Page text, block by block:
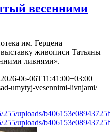
весенними
им. Герцена
живописи Татьяны
ливнями».
2026-06-06T11:41:00+03:00
umytyj-vesennimi-livnjami/
255/uploads/
255/uploads/